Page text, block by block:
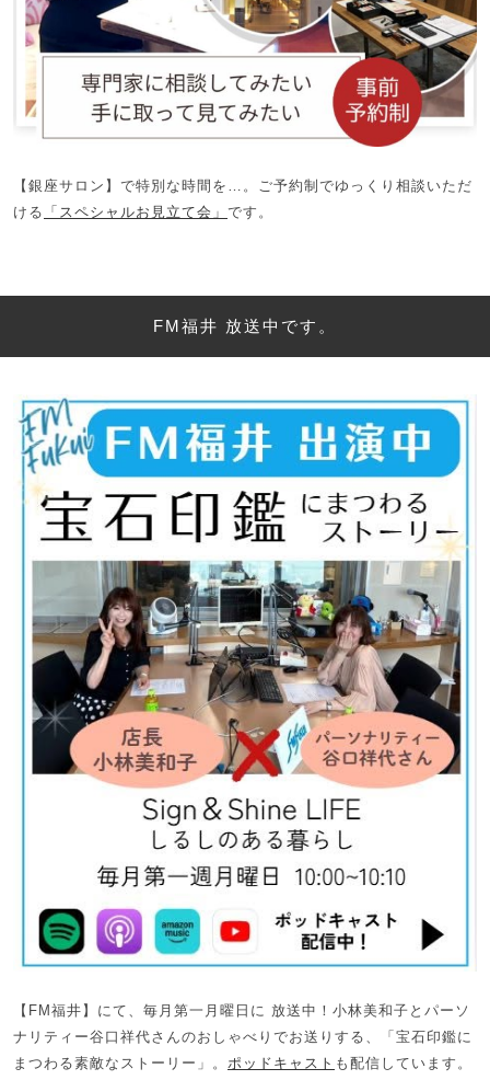
【銀座サロン】で特別な時間を…。ご予約制でゆっくり相談いただ
ける 「スペシャルお見立て会」 です。
FM福井 放送中です。
【FM福井】にて、毎月第一月曜日に 放送中！小林美和子とパーソ
ナリティー谷口祥代さんのおしゃべりでお送りする、「宝石印鑑に
まつわる素敵なストーリー」。 ポッドキャスト も配信しています。